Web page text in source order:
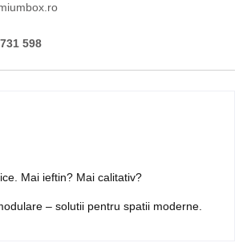
598
Mai ieftin? Mai calitativ?
– solutii pentru spatii moderne.